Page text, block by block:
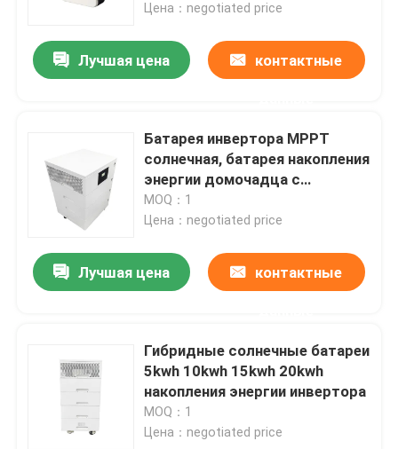
Продукция
VR - шоу
Цена：negotiated price
Лучшая цена контактные
Батарея инвертора MPPT
солнечная, батарея накопления
энергии домочадца с
построенный в инверторе
MOQ：1
Цена：negotiated price
Лучшая цена контактные
Гибридные солнечные батареи
5kwh 10kwh 15kwh 20kwh
накопления энергии инвертора
MOQ：1
Цена：negotiated price